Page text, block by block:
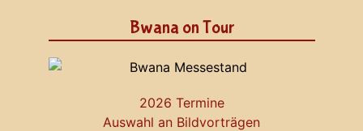
Bwana on Tour
2026 Termine
Auswahl an Bildvorträgen